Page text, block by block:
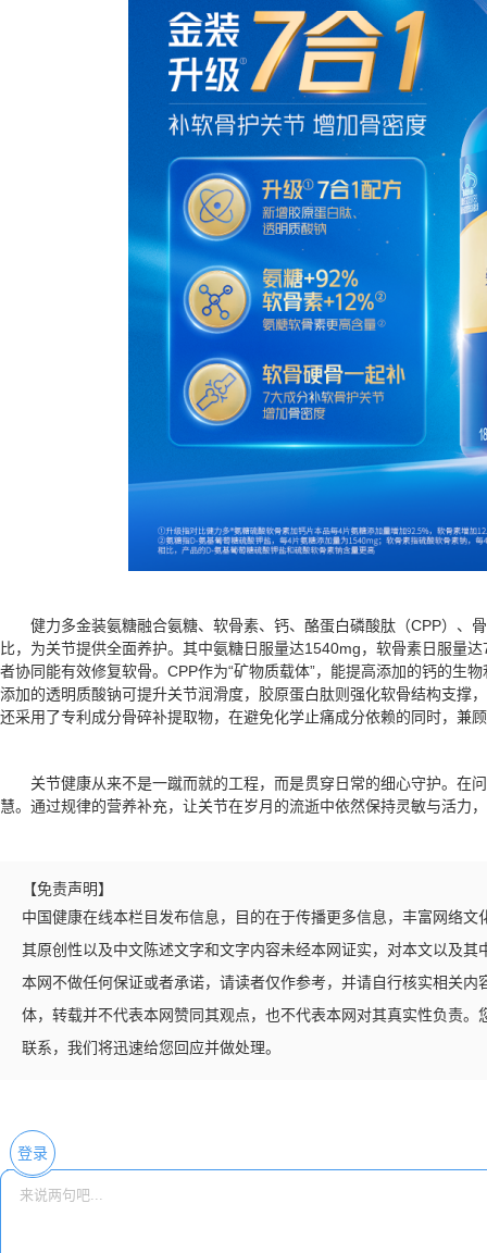
健力多金装氨糖融合氨糖、软骨素、钙、酪蛋白磷酸肽（CPP）、
比，为关节提供全面养护。其中氨糖日服量达1540mg，软骨素日服量
者协同能有效修复软骨。CPP作为“矿物质载体”，能提高添加的钙的生
添加的透明质酸钠可提升关节润滑度，胶原蛋白肽则强化软骨结构支撑
还采用了专利成分骨碎补提取物，在避免化学止痛成分依赖的同时，兼
关节健康从来不是一蹴而就的工程，而是贯穿日常的细心守护。在
慧。通过规律的营养补充，让关节在岁月的流逝中依然保持灵敏与活力
【免责声明】
中国健康在线本栏目发布信息，目的在于传播更多信息，丰富网络
其原创性以及中文陈述文字和文字内容未经本网证实，对本文以及
本网不做任何保证或者承诺，请读者仅作参考，并请自行核实相关
体，转载并不代表本网赞同其观点，也不代表本网对其真实性负责
联系，我们将迅速给您回应并做处理。
登录